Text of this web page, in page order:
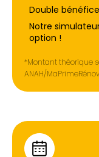
Double
Notre
option !
*Montant théorique
ANAH/